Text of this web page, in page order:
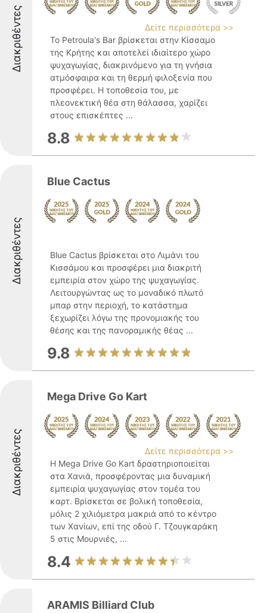
Διακριθέντες
Δείτε περισσότερα >>
Το Petroula's Bar βρίσκεται στην Κίσσαμο
της Κρήτης και αποτελεί ιδιαίτερο χώρο
ψυχαγωγίας, διακρινόμενο για τη γνήσια
ατμόσφαιρα και τη θερμή φιλοξενία που
προσφέρει. Η τοποθεσία του, με
πλεονεκτική θέα στη θάλασσα, χαρίζει
στους επισκέπτες ...
8.8
Διακριθέντες
Blue Cactus
Blue Cactus βρίσκεται στο Λιμάνι του
Κισσάμου και προσφέρει μια διακριτή
εμπειρία στον χώρο της ψυχαγωγίας.
Λειτουργώντας ως το μοναδικό πλωτό
μπαρ στην περιοχή, το κατάστημα
ξεχωρίζει λόγω της προνομιακής του
θέσης και της πανοραμικής θέας ...
9.8
Διακριθέντες
Mega Drive Go Kart
Δείτε περισσότερα >>
Η Mega Drive Go Kart δραστηριοποιείται
στα Χανιά, προσφέροντας μια δυναμική
εμπειρία ψυχαγωγίας στον τομέα του
καρτ. Βρίσκεται σε βολική τοποθεσία,
μόλις 2 χιλιόμετρα μακριά από το κέντρο
των Χανίων, επί της οδού Γ. Τζουγκαράκη
5 στις Μουρνιές, ...
8.4
ARAMIS Billiard Club